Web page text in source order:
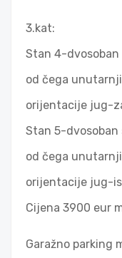
3.kat:
Stan 4-dvosoban
od čega
orijentacije jug-
Stan 5-dvosoban
od čega
orijentacije jug-
Cijena 3900 eur
Garažno parking